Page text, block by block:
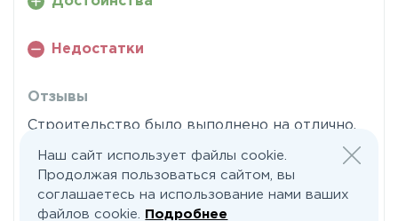
Недостатки
Отзывы
Строительство было выполнено на отлично,
качество работы бригады заслуживает самых
высоких похвал. Условия ипотеки,
предоставленные компанией, оказались
очень выгодными, так что с компанией нам
Наш сайт использует файлы cookie.
Продолжая пользоваться сайтом, вы
соглашаетесь на использование нами ваших
файлов cookie.
Подробнее